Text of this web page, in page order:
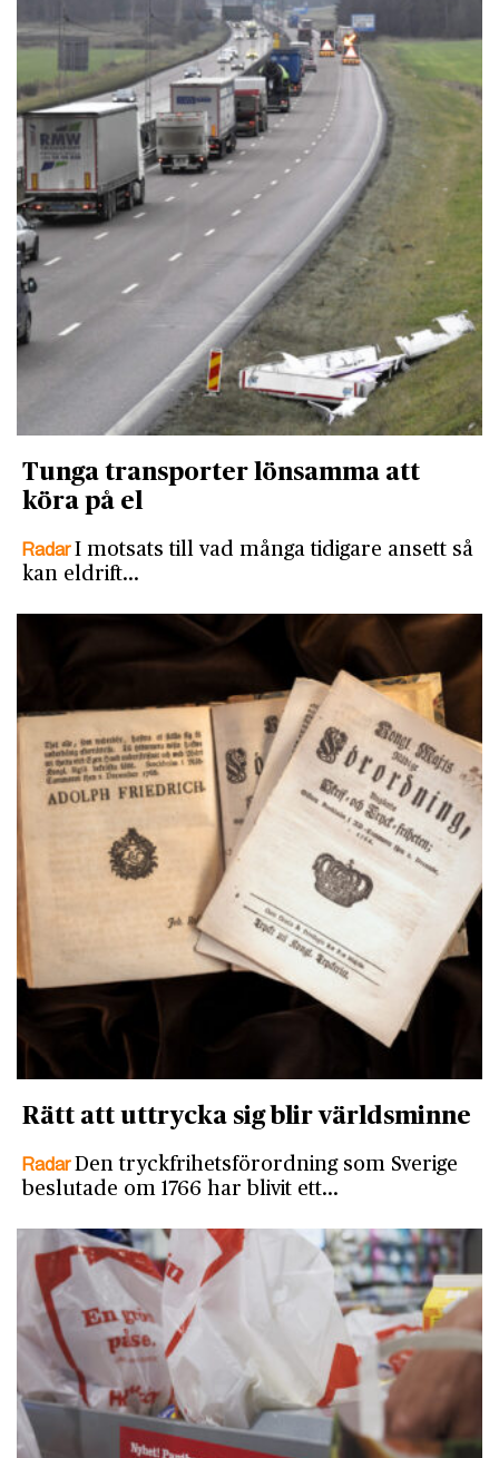
Tunga transporter lönsamma att
köra på el
RadarI motsats till vad många tidigare ansett så
kan eldrift…
Rätt att uttrycka sig blir världsminne
RadarDen tryckfrihetsförordning som Sverige
beslutade om 1766 har blivit ett…